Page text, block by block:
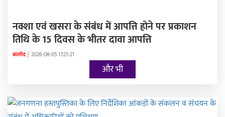
नक्शा एवं खसरा के संबंध में आपत्ति होने पर प्रकाशन
तिथि के 15 दिवस के भीतर दावा आपत्ति
बालोद | 2026-08-05 17:25:21
और भी